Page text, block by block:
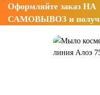
Оформляйте заказ НА
САМОВЫВОЗ и